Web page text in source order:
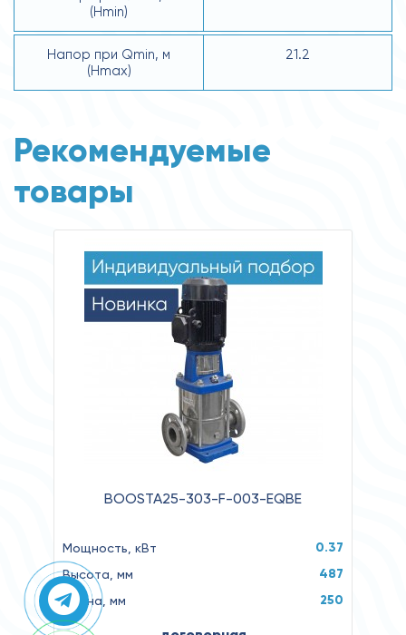
(Hmin)
Напор при Qmin, м
(Hmax)
21.2
Рекомендуемые
товары
BOOSTA25-303-F-003-EQBE
Мощность, кВт 0.37
Высота, мм 487
Длина, мм 250